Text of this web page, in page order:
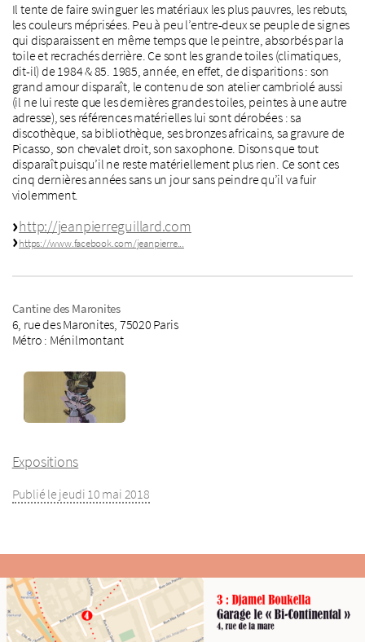
Il tente de faire swinguer les matériaux les plus pauvres, les rebuts,
les couleurs méprisées. Peu à peu l’entre-deux se peuple de signes
qui disparaissent en même temps que le peintre, absorbés par la
toile et recrachés derrière. Ce sont les grande toiles (climatiques,
dit-il) de 1984 & 85. 1985, année, en effet, de disparitions : son
grand amour disparaît, le contenu de son atelier cambriolé aussi
(il ne lui reste que les dernières grandes toiles, peintes à une autre
adresse), ses références matérielles lui sont dérobées : sa
discothèque, sa bibliothèque, ses bronzes africains, sa gravure de
Picasso, son chevalet droit, son saxophone. Disons que tout
disparaît puisqu’il ne reste matériellement plus rien. Ce sont ces
cinq dernières années sans un jour sans peindre qu’il va fuir
violemment.
http://jeanpierreguillard.com
https://www.facebook.com/jeanpierre...
Cantine des Maronites
6, rue des Maronites, 75020 Paris
Métro : Ménilmontant
Expositions
Publié le jeudi 10 mai 2018